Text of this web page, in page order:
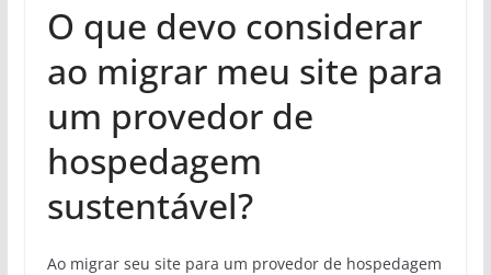
O que devo considerar
ao migrar meu site para
um provedor de
hospedagem
sustentável?
Ao migrar seu site para um provedor de hospedagem